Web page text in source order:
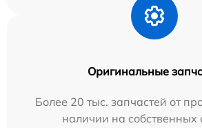
Оригинальные
Более 20 тыс. запчастей от
наличии на собственных